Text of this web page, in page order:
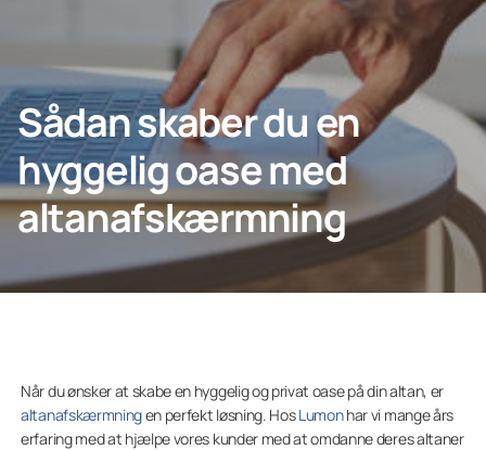
Erhverv
Lumon
Sådan skaber du en
hyggelig oase med
altanafskærmning
Når du ønsker at skabe en hyggelig og privat oase på din altan, er
altanafskærmningen perfekt løsning. HosLumonhar vi mange års
erfaring med at hjælpe vores kunder med at omdanne deres altaner